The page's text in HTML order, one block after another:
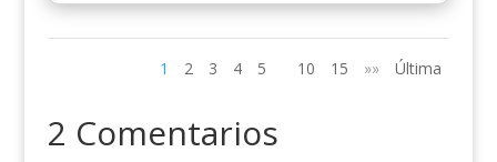
1 2 3 4 5 10 15 »» Última
2 Comentarios